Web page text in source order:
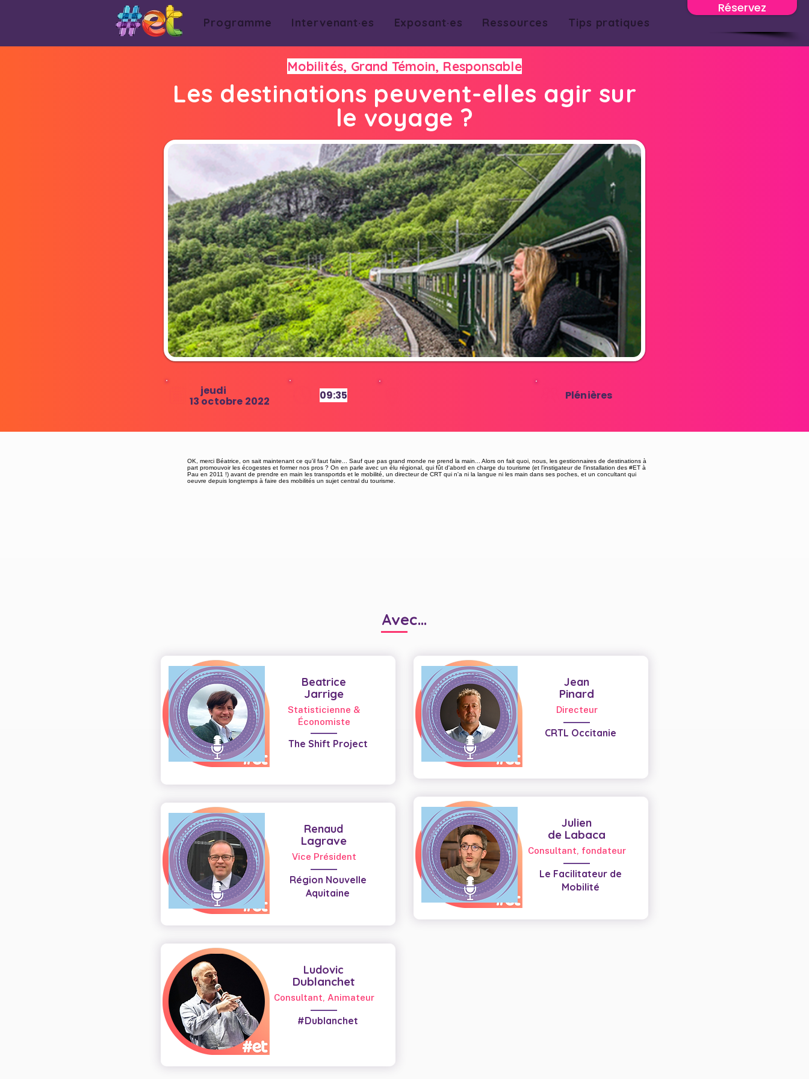
Réservez
Programme Intervenant·es Exposant·es Ressources Tips pratiques
Mobilités, Grand Témoin, Responsable
Les destinations peuvent-elles agir sur
le voyage ?
13 octobre 2022
jeudi 09:35 Plénières
OK, merci Béatrice, on sait maintenant ce qu'il faut faire... Sauf que pas grand monde ne prend la main... Alors on fait quoi, nous, les gestionnaires de destinations à
part promouvoir les écogestes et former nos pros ? On en parle avec un élu régional, qui fût d'abord en charge du tourisme (et l'instigateur de l'installation des #ET à
Pau en 2011 !) avant de prendre en main les transportds et le mobilité, un directeur de CRT qui n'a ni la langue ni les main dans ses poches, et un concultant qui
oeuvre depuis longtemps à faire des mobilités un sujet central du tourisme.
Avec...
Beatrice
Jarrige
Statisticienne &
Économiste
The Shift Project
Renaud
Lagrave
Vice Président
Région Nouvelle
Aquitaine
Ludovic
Dublanchet
Consultant, Animateur
#Dublanchet
Jean
Pinard
Directeur
CRTL Occitanie
Julien
de Labaca
Consultant, fondateur
Le Facilitateur de
Mobilité